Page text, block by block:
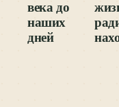
века до
наших
дней